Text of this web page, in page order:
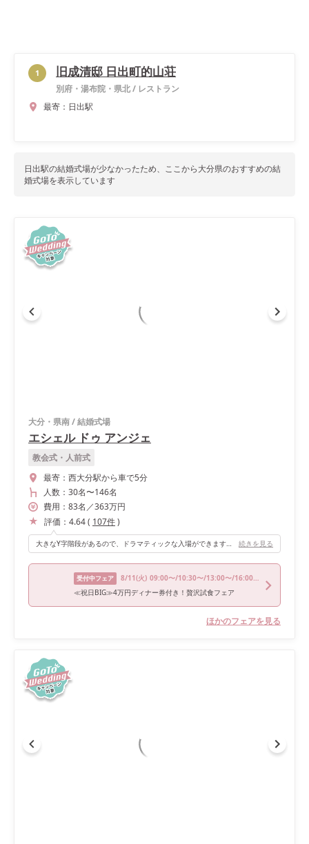
1
別府・湯布院・県北/ レストラン
旧成清邸 日出町的山荘
最寄： 日出駅
日出駅の結婚式場が少なかったため、ここから大分県のおすすめの結
婚式場を表示しています
大分・県南/結婚式場
エシェル ドゥ アンジェ
教会式・人前式
最寄： 西大分駅から車で5分
人数： 30名〜146名
費用： 83名 ／363万円
評価： 4.64( 107件)
大きなY字階段があるので、ドラマティックな入場ができます！また、階段の間にはロールカーテンがあり、私たちはそこでシルエット演出をして入場しました。 再入場では海の見えるガーデンを選んでいます。 さらに、披露宴退場後にはロールカーテンを開けて、ゲストに手を振る演出もできました！ 無料で楽しめる演出も満載で、私たちは余すことなく出来たので心残りはありません。 続きを見る
受付中フェア 8/11(火) 09:00〜/10:30〜/13:00〜/16:00〜/17:00〜
≪祝日BIG≫4万円ディナー券付き！贅沢試食フェア
ほかのフェアを見る